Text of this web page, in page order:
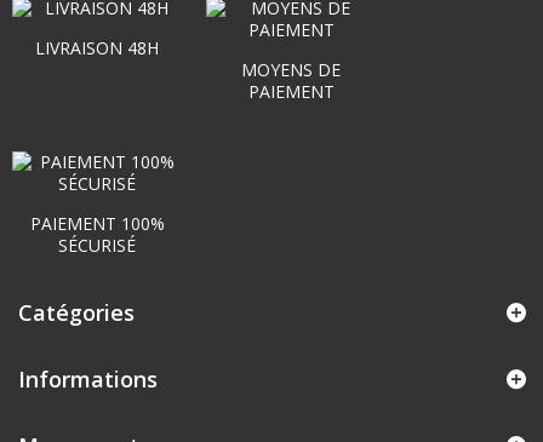
LIVRAISON 48H
MOYENS DE
PAIEMENT
PAIEMENT 100%
SÉCURISÉ
Catégories
Informations